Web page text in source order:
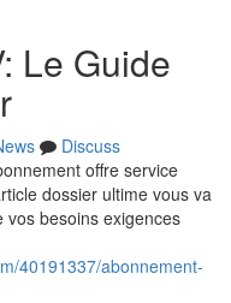
Le Guide
Discuss
offre service
dossier ultime vous va
besoins exigences
40191337/abonnement-